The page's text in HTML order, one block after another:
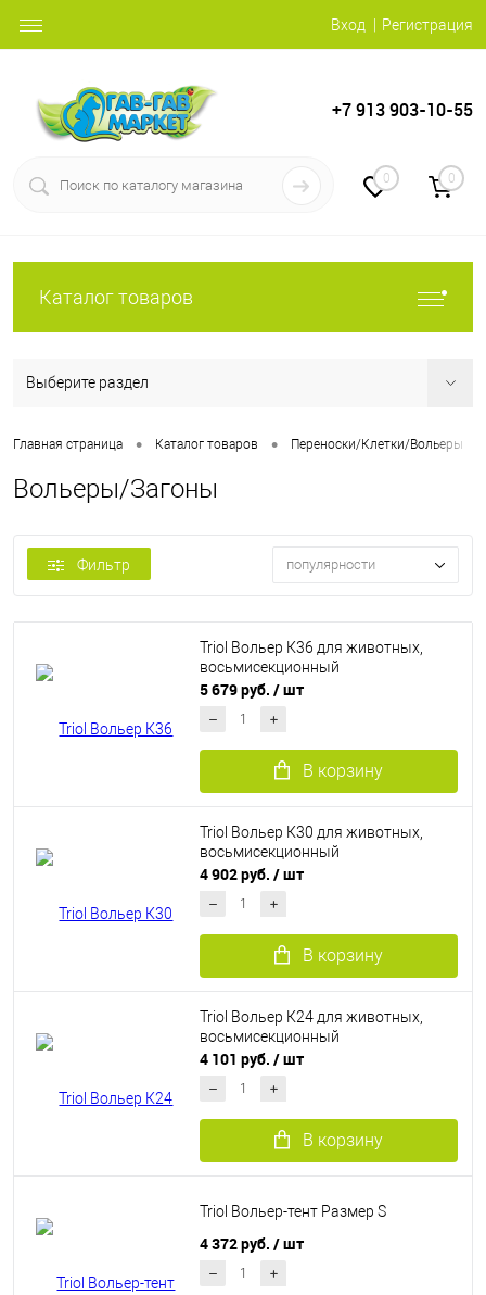
Вход Регистрация
+7 913 903-10-55
0 0
Каталог товаров
Выберите раздел
Главная страница • Каталог товаров • Переноски/Клетки/Вольеры
Вольеры/Загоны
Фильтр популярности
Triol Вольер К36 для животных,
восьмисекционный
5 679 руб. / шт
В корзину
Triol Вольер К30 для животных,
восьмисекционный
4 902 руб. / шт
В корзину
Triol Вольер К24 для животных,
восьмисекционный
4 101 руб. / шт
В корзину
Triol Вольер-тент Размер S
4 372 руб. / шт